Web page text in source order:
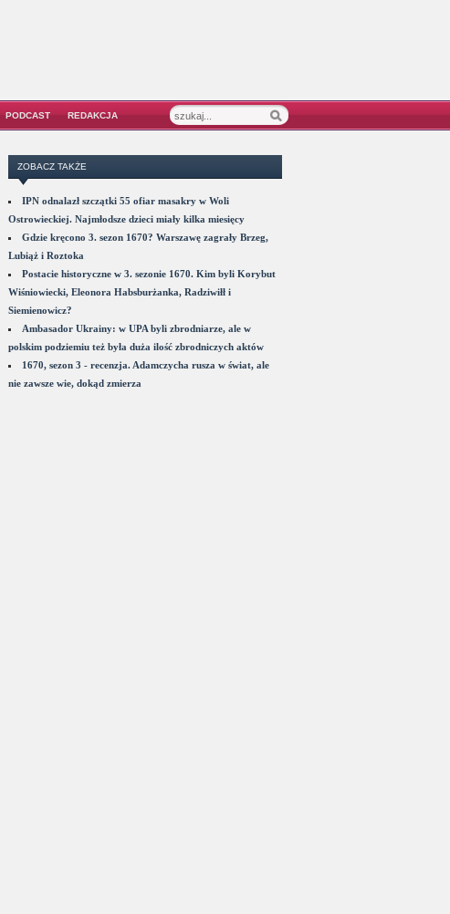
PODCAST REDAKCJA
ZOBACZ TAKŻE
IPN odnalazł szczątki 55 ofiar masakry w Woli
Ostrowieckiej. Najmłodsze dzieci miały kilka miesięcy
Gdzie kręcono 3. sezon 1670? Warszawę zagrały Brzeg,
Lubiąż i Roztoka
Postacie historyczne w 3. sezonie 1670. Kim byli Korybut
Wiśniowiecki, Eleonora Habsburżanka, Radziwiłł i
Siemienowicz?
Ambasador Ukrainy: w UPA byli zbrodniarze, ale w
polskim podziemiu też była duża ilość zbrodniczych aktów
1670, sezon 3 - recenzja. Adamczycha rusza w świat, ale
nie zawsze wie, dokąd zmierza